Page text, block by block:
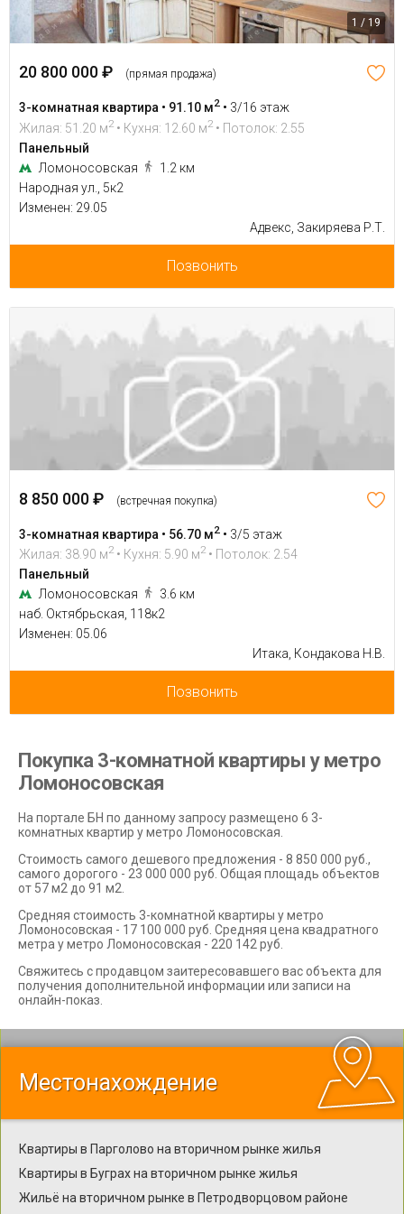
1 / 19
20 800 000 ₽ (прямая продажа)
3-комнатная квартира • 91.10 м2 • 3/16 этаж
Жилая: 51.20 м2 • Кухня: 12.60 м2 • Потолок: 2.55
Панельный
Ломоносовская
1.2 км
Народная ул., 5к2
Изменен: 29.05
Адвекс, Закиряева Р.Т.
Позвонить
8 850 000 ₽ (встречная покупка)
3-комнатная квартира • 56.70 м2 • 3/5 этаж
Жилая: 38.90 м2 • Кухня: 5.90 м2 • Потолок: 2.54
Панельный
Ломоносовская
3.6 км
наб. Октябрьская, 118к2
Изменен: 05.06
Итака, Кондакова Н.В.
Позвонить
Покупка 3-комнатной квартиры у метро
Ломоносовская
На портале БН по данному запросу размещено 6 3-
комнатных квартир у метро Ломоносовская.
Стоимость самого дешевого предложения - 8 850 000 руб.,
самого дорогого - 23 000 000 руб. Общая площадь объектов
от 57 м2 до 91 м2.
Средняя стоимость 3-комнатной квартиры у метро
Ломоносовская - 17 100 000 руб. Средняя цена квадратного
метра у метро Ломоносовская - 220 142 руб.
Свяжитесь с продавцом заитересовавшего вас объекта для
получения дополнительной информации или записи на
онлайн-показ.
Местонахождение
Квартиры в Парголово на вторичном рынке жилья
Квартиры в Буграх на вторичном рынке жилья
Жильё на вторичном рынке в Петродворцовом районе